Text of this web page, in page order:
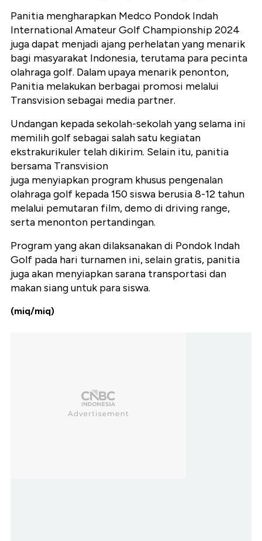
Panitia mengharapkan Medco Pondok Indah
International Amateur Golf Championship 2024
juga dapat menjadi ajang perhelatan yang menarik
bagi masyarakat Indonesia, terutama para pecinta
olahraga golf. Dalam upaya menarik penonton,
Panitia melakukan berbagai promosi melalui
Transvision sebagai media partner.
Undangan kepada sekolah-sekolah yang selama ini
memilih golf sebagai salah satu kegiatan
ekstrakurikuler telah dikirim. Selain itu, panitia
bersama Transvision
juga menyiapkan program khusus pengenalan
olahraga golf kepada 150 siswa berusia 8-12 tahun
melalui pemutaran film, demo di driving range,
serta menonton pertandingan.
Program yang akan dilaksanakan di Pondok Indah
Golf pada hari turnamen ini, selain gratis, panitia
juga akan menyiapkan sarana transportasi dan
makan siang untuk para siswa.
(miq/miq)